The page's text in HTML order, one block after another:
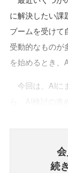
に解決したい課
ブームを受けて
受動的なものが
を始めるとき、
今回は、AIに
続